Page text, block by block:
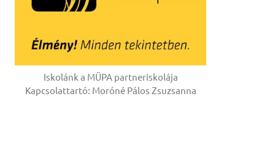
Iskolánk a MÜPA partneriskolája
Kapcsolattartó: Moróné Pálos Zsuzsanna